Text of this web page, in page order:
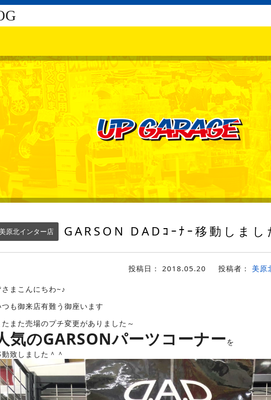
美原北インター店 GARSON DADｺｰﾅｰ移動しまし
投稿日： 2018.05.20 投稿者： 美原
さまこんにちわ~♪
つも御来店有難う御座います
たまた売場のプチ変更がありました～
気のGARSONパーツコーナーを
動致しました＾＾